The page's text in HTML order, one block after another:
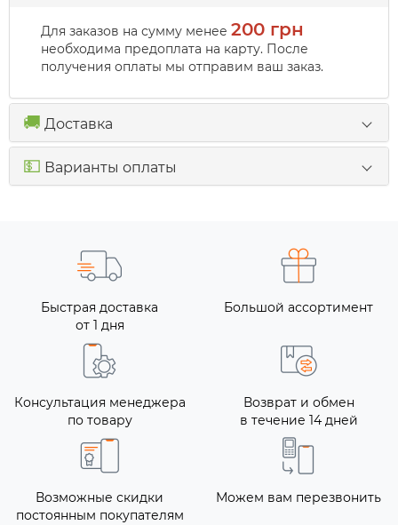
Для заказов на сумму менее 200 грн
необходима предоплата на карту. После
получения оплаты мы отправим ваш заказ.
🚚 Доставка
💵 Варианты оплаты
Быстрая доставка
от 1 дня
Большой ассортимент
Консультация менеджера
по товару
Возврат и обмен
в течение 14 дней
Возможные скидки
постоянным покупателям
Можем вам перезвонить